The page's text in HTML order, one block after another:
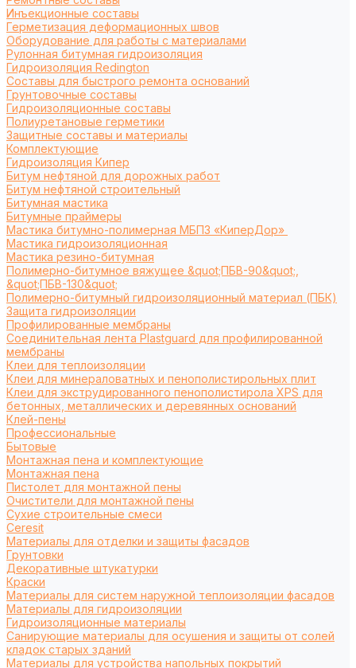
Инъекционные составы
Герметизация деформационных швов
Оборудование для работы с материалами
Рулонная битумная гидроизоляция
Гидроизоляция Redington
Составы для быстрого ремонта оснований
Грунтовочные составы
Гидроизоляционные составы
Полиуретановые герметики
Защитные составы и материалы
Комплектующие
Гидроизоляция Кипер
Битум нефтяной для дорожных работ
Битум нефтяной строительный
Битумная мастика
Битумные праймеры
Мастика битумно-полимерная МБПЗ «КиперДор»
Мастика гидроизоляционная
Мастика резино-битумная
Полимерно-битумное вяжущее &quot;ПБВ-90&quot;,
&quot;ПБВ-130&quot;
Полимерно-битумный гидроизоляционный материал (ПБК)
Защита гидроизоляции
Профилированные мембраны
Соединительная лента Plastguard для профилированной
мембраны
Клеи для теплоизоляции
Клеи для минераловатных и пенополистирольных плит
Клеи для экструдированного пенополистирола XPS для
бетонных, металлических и деревянных оснований
Клей-пены
Профессиональные
Бытовые
Монтажная пена и комплектующие
Монтажная пена
Пистолет для монтажной пены
Очистители для монтажной пены
Сухие строительные смеси
Ceresit
Материалы для отделки и защиты фасадов
Грунтовки
Декоративные штукатурки
Краски
Материалы для систем наружной теплоизоляции фасадов
Материалы для гидроизоляции
Гидроизоляционные материалы
Санирующие материалы для осушения и защиты от солей
кладок старых зданий
Материалы для устройства напольных покрытий